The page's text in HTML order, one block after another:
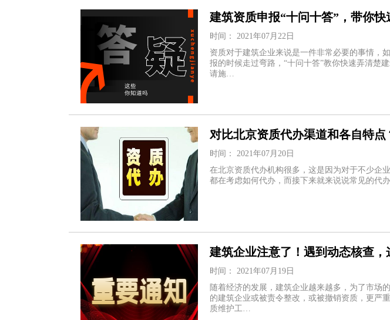
建筑资质申报“十问十答”，带你快
时间： 2021年07月22日
资质对于建筑企业来说是一件非常必要的事情，
报的时候走过弯路，“十问十答”教你快速弄清楚
请施…
对比北京资质代办渠道和各自特点
时间： 2021年07月20日
在北京资质代办机构很多，这是因为对于不少企
都在考虑如何代办，而接下来就来说说常见的代
建筑企业注意了！遇到动态核查，
时间： 2021年07月19日
随着经济的发展，建筑企业越来越多，为了市场
的建筑企业或被责令整改，或被撤销资质，更严
质维护工…